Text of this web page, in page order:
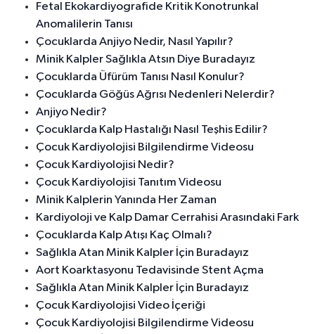
Fetal Ekokardiyografide Kritik Konotrunkal
Anomalilerin Tanısı
Çocuklarda Anjiyo Nedir, Nasıl Yapılır?
Minik Kalpler Sağlıkla Atsın Diye Buradayız
Çocuklarda Üfürüm Tanısı Nasıl Konulur?
Çocuklarda Göğüs Ağrısı Nedenleri Nelerdir?
Anjiyo Nedir?
Çocuklarda Kalp Hastalığı Nasıl Teşhis Edilir?
Çocuk Kardiyolojisi Bilgilendirme Videosu
Çocuk Kardiyolojisi Nedir?
Çocuk Kardiyolojisi Tanıtım Videosu
Minik Kalplerin Yanında Her Zaman
Kardiyoloji ve Kalp Damar Cerrahisi Arasındaki Fark
Çocuklarda Kalp Atışı Kaç Olmalı?
Sağlıkla Atan Minik Kalpler İçin Buradayız
Aort Koarktasyonu Tedavisinde Stent Açma
Sağlıkla Atan Minik Kalpler İçin Buradayız
Çocuk Kardiyolojisi Video İçeriği
Çocuk Kardiyolojisi Bilgilendirme Videosu